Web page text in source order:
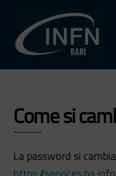
content
Come si
La password si